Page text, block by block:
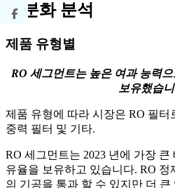
세분화 분석
제품 유형별
RO 세그먼트는 높은 여과 능력
보유했습
제품 유형에 따라 시장은 RO 필터
중력 필터 및 기타.
RO 세그먼트는 2023 년에 가장
유율을 보유하고 있습니다. RO
의 기공을 통과 할 수 있지만 더